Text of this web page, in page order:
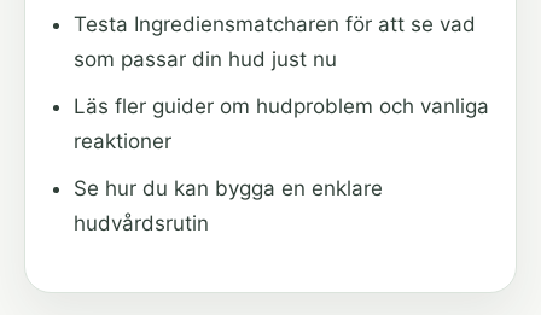
Testa Ingrediensmatcharen för att se vad
som passar din hud just nu
Läs fler guider om hudproblem och vanliga
reaktioner
Se hur du kan bygga en enklare
hudvårdsrutin